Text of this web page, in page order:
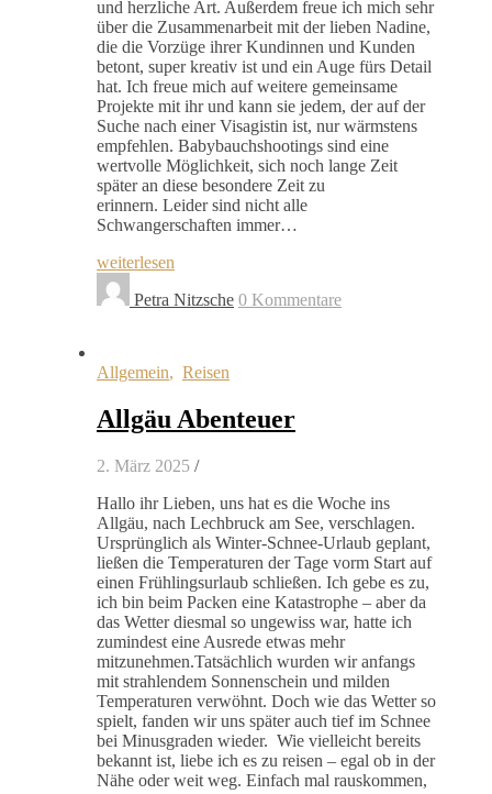
und herzliche Art. Außerdem freue ich mich sehr
über die Zusammenarbeit mit der lieben Nadine,
die die Vorzüge ihrer Kundinnen und Kunden
betont, super kreativ ist und ein Auge fürs Detail
hat. Ich freue mich auf weitere gemeinsame
Projekte mit ihr und kann sie jedem, der auf der
Suche nach einer Visagistin ist, nur wärmstens
empfehlen. Babybauchshootings sind eine
wertvolle Möglichkeit, sich noch lange Zeit
später an diese besondere Zeit zu
erinnern. Leider sind nicht alle
Schwangerschaften immer…
weiterlesen
Petra Nitzsche 0 Kommentare
Allgemein, Reisen
Allgäu Abenteuer
2. März 2025 /
Hallo ihr Lieben, uns hat es die Woche ins
Allgäu, nach Lechbruck am See, verschlagen.
Ursprünglich als Winter-Schnee-Urlaub geplant,
ließen die Temperaturen der Tage vorm Start auf
einen Frühlingsurlaub schließen. Ich gebe es zu,
ich bin beim Packen eine Katastrophe – aber da
das Wetter diesmal so ungewiss war, hatte ich
zumindest eine Ausrede etwas mehr
mitzunehmen.Tatsächlich wurden wir anfangs
mit strahlendem Sonnenschein und milden
Temperaturen verwöhnt. Doch wie das Wetter so
spielt, fanden wir uns später auch tief im Schnee
bei Minusgraden wieder. Wie vielleicht bereits
bekannt ist, liebe ich es zu reisen – egal ob in der
Nähe oder weit weg. Einfach mal rauskommen,